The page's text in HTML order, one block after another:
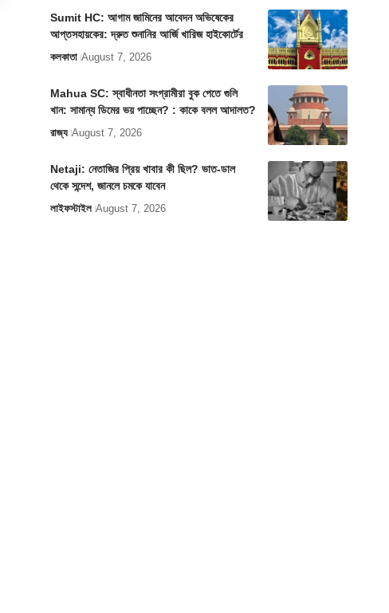
Sumit HC: আগাম জামিনের আবেদন অভিষেকের
আপ্তসহায়কের: দ্রুত শুনানির আর্জি খারিজ হাইকোর্টের
কলকাতা August 7, 2026
Mahua SC: স্বাধীনতা সংগ্রামীরা বুক পেতে গুলি
খান: সামান্য ডিমের ভয় পাচ্ছেন? : কাকে বলল আদালত?
রাজ্য August 7, 2026
Netaji: নেতাজির প্রিয় খাবার কী ছিল? ভাত-ডাল
থেকে সন্দেশ, জানলে চমকে যাবেন
লাইফস্টাইল August 7, 2026